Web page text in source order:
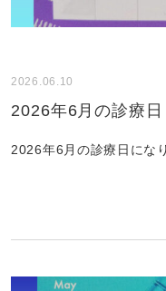
2026.06.10
2026年6月の診療日
2026年6月の診療日にな